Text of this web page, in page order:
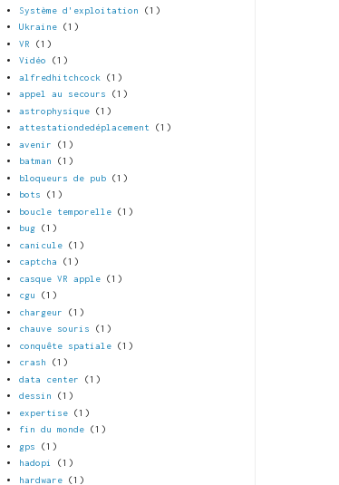
Système d'exploitation
(1)
Ukraine
(1)
VR
(1)
Vidéo
(1)
alfredhitchcock
(1)
appel au secours
(1)
astrophysique
(1)
attestationdedéplacement
(1)
avenir
(1)
batman
(1)
bloqueurs de pub
(1)
bots
(1)
boucle temporelle
(1)
bug
(1)
canicule
(1)
captcha
(1)
casque VR apple
(1)
cgu
(1)
chargeur
(1)
chauve souris
(1)
conquête spatiale
(1)
crash
(1)
data center
(1)
dessin
(1)
expertise
(1)
fin du monde
(1)
gps
(1)
hadopi
(1)
hardware
(1)